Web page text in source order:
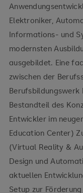
Elektroniker,
Informations- und
modernsten
ausgebildet. Eine
zwischen der
Bestandteil des
Entwickler im
Education Center)
(Virtual Reality &
Design und
aktuellen
Setup zur